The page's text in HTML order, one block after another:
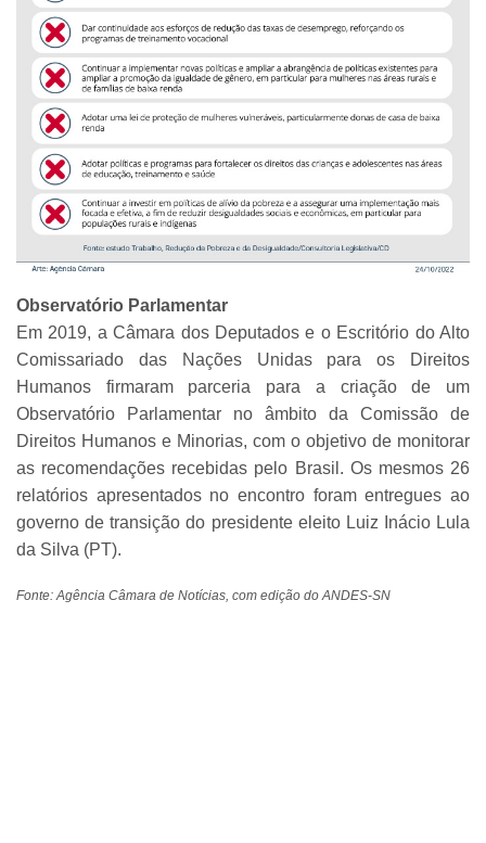
Observatório Parlamentar
Em 2019, a Câmara dos Deputados e o Escritório do Alto
Comissariado das Nações Unidas para os Direitos
Humanos firmaram parceria para a criação de um
Observatório Parlamentar no âmbito da Comissão de
Direitos Humanos e Minorias, com o objetivo de monitorar
as recomendações recebidas pelo Brasil. Os mesmos 26
relatórios apresentados no encontro foram entregues ao
governo de transição do presidente eleito Luiz Inácio Lula
da Silva (PT).
Fonte: Agência Câmara de Notícias, com edição do ANDES-SN